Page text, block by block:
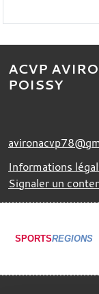
ACVP
POISSY
Informations
Signaler un
SPORTSREGIONS